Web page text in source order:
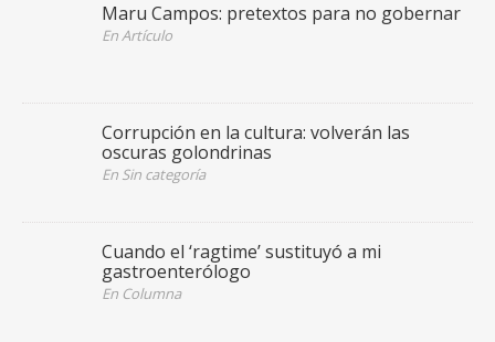
Maru Campos: pretextos para no gobernar
En Artículo
Corrupción en la cultura: volverán las
oscuras golondrinas
En Sin categoría
Cuando el ‘ragtime’ sustituyó a mi
gastroenterólogo
En Columna